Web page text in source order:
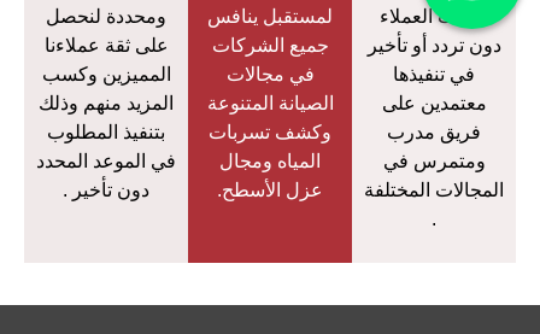
طلبات العملاء
دون تردد أو تأخير
في تنفيذها
معتمدين على
فريق مدرب
ومتمرس في
المجالات المختلفة
.
لمستقبل ينافس
جميع الشركات
في مجالات
الصيانة المتنوعة
وكشف تسربات
المياه ومجال
عزل الأسطح.
ومحددة لنحصل
على ثقة عملاءنا
المميزين وكسب
المزيد منهم وذلك
بتنفيذ المطلوب
في الموعد المحدد
دون تأخير .